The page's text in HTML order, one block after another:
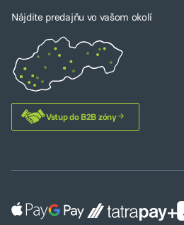
Nájdite predajňu vo vašom okolí
Vstup do B2B zóny